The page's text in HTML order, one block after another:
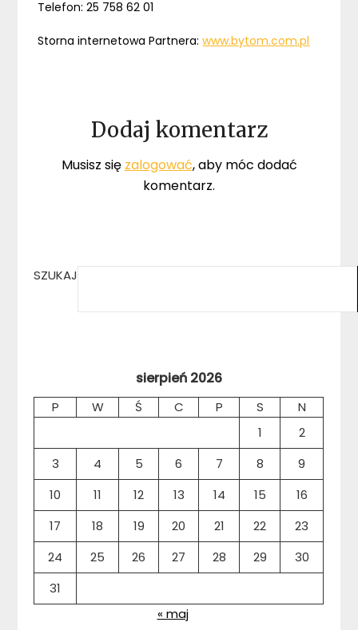
Telefon: 25 758 62 01
Storna internetowa Partnera:www.bytom.com.pl
Dodaj komentarz
Musisz się zalogować, aby móc dodać
komentarz.
SZUKAJ
sierpień 2026
P W Ś C P S
N
1
2
3
4 5 6 7 8
9
10
11 12 13 14 15
16
17
18 19 20 21 22
23
24
25 26 27 28 29
30
31
« maj